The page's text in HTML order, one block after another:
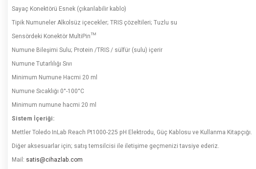
Sayaç Konektörü Esnek (çıkarılabilir kablo)
Tipik Numuneler Alkolsüz içecekler; TRIS çözeltileri; Tuzlu su
Sensördeki Konektör MultiPin™
Numune Bileşimi Sulu; Protein /TRIS / sülfür (sulu) içerir
Numune Tutarlılığı Sıvı
Minimum Numune Hacmi 20 ml
Numune Sıcaklığı 0°-100°C
Minimum numune hacmi 20 ml
Sistem İçeriği:
Mettler Toledo InLab Reach Pt1000-225 pH Elektrodu, Güç Kablosu ve Kullanma Kitapçığı.
Diğer aksesuarlar için; satış temsilcisi ile iletişime geçmenizi tavsiye ederiz.
Mail: satis@cihazlab.com